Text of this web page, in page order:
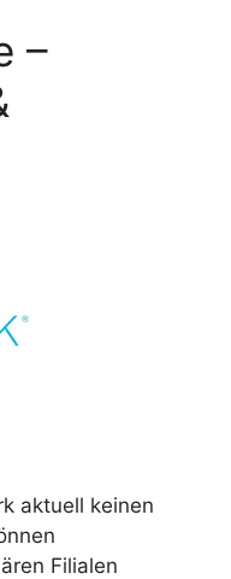
–
aktuell keinen
Filialen